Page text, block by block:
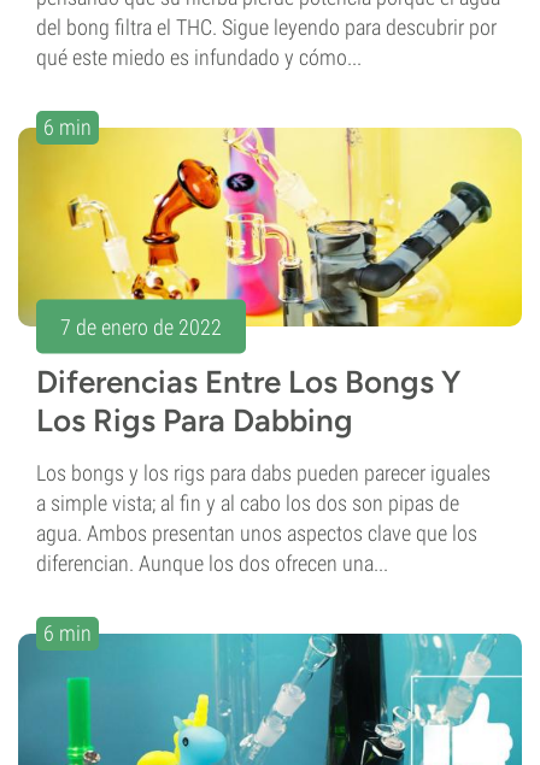
del bong filtra el THC. Sigue leyendo para descubrir por
qué este miedo es infundado y cómo...
6 min
7 de enero de 2022
Diferencias Entre Los Bongs Y
Los Rigs Para Dabbing
Los bongs y los rigs para dabs pueden parecer iguales
a simple vista; al fin y al cabo los dos son pipas de
agua. Ambos presentan unos aspectos clave que los
diferencian. Aunque los dos ofrecen una...
6 min